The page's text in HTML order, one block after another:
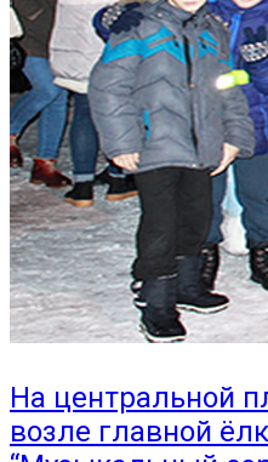
На центральной
возле главной